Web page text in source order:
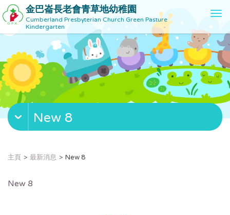
金巴崙長老會青草地幼稚園
Cumberland Presbyterian Church Green Pasture
Kindergarten
T
g
g
l
e
n
a
v
g
New 8
主頁 最新消息 New 8
New 8